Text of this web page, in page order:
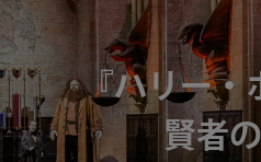
『ハリー・
賢者